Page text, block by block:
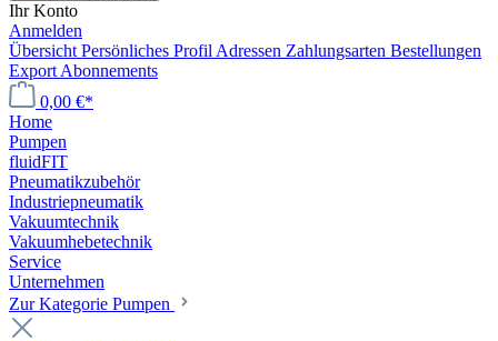
Ihr Konto
Anmelden
Übersicht Persönliches Profil Adressen Zahlungsarten Bestellungen
Export Abonnements
0,00 €*
Home
Pumpen
fluidFIT
Pneumatikzubehör
Industriepneumatik
Vakuumtechnik
Vakuumhebetechnik
Service
Unternehmen
Zur Kategorie Pumpen